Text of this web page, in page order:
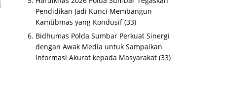
Pendidikan Jadi Kunci Membangun
Kamtibmas yang Kondusif (33)
Bidhumas Polda Sumbar Perkuat Sinergi
dengan Awak Media untuk Sampaikan
Informasi Akurat kepada Masyarakat (33)